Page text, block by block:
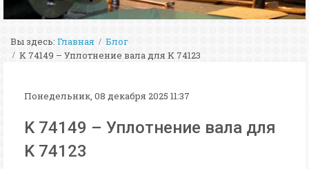
Вы здесь: Главная
Блог
K 74149 – Уплотнение вала для K 74123
Понедельник, 08 декабря 2025 11:37
K 74149 – Уплотнение вала для
K 74123